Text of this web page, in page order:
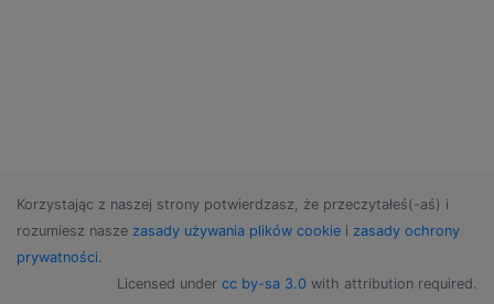
Korzystając z naszej strony potwierdzasz, że przeczytałeś(-aś) i
rozumiesz nasze zasady używania plików cookie i zasady ochrony
prywatności.
Licensed under cc by-sa 3.0 with attribution required.